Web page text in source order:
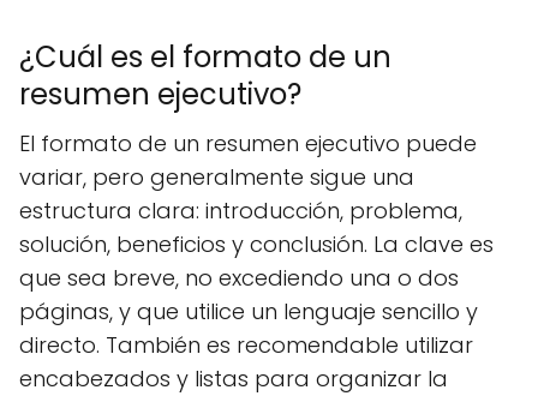
¿Cuál es el formato de un
resumen ejecutivo?
El formato de un resumen ejecutivo puede
variar, pero generalmente sigue una
estructura clara: introducción, problema,
solución, beneficios y conclusión. La clave es
que sea breve, no excediendo una o dos
páginas, y que utilice un lenguaje sencillo y
directo. También es recomendable utilizar
encabezados y listas para organizar la